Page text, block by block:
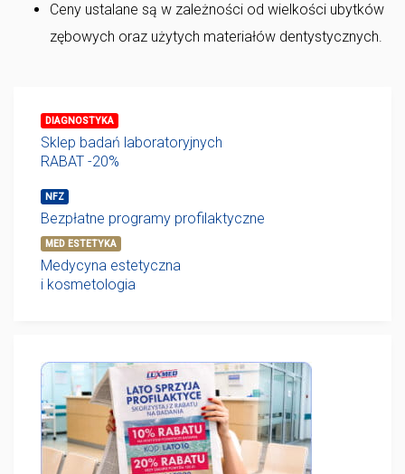
Ceny ustalane są w zależności od wielkości ubytków
zębowych oraz użytych materiałów dentystycznych.
DIAGNOSTYKA
Sklep badań laboratoryjnych
RABAT -20%
NFZ
Bezpłatne programy profilaktyczne
MED ESTETYKA
Medycyna estetyczna
i kosmetologia